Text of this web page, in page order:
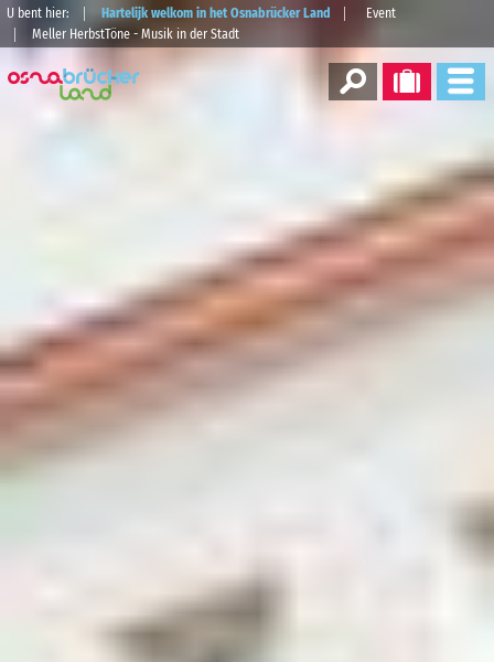
U bent hier: Hartelijk welkom in het Osnabrücker Land
Event
Meller HerbstTöne - Musik in der Stadt